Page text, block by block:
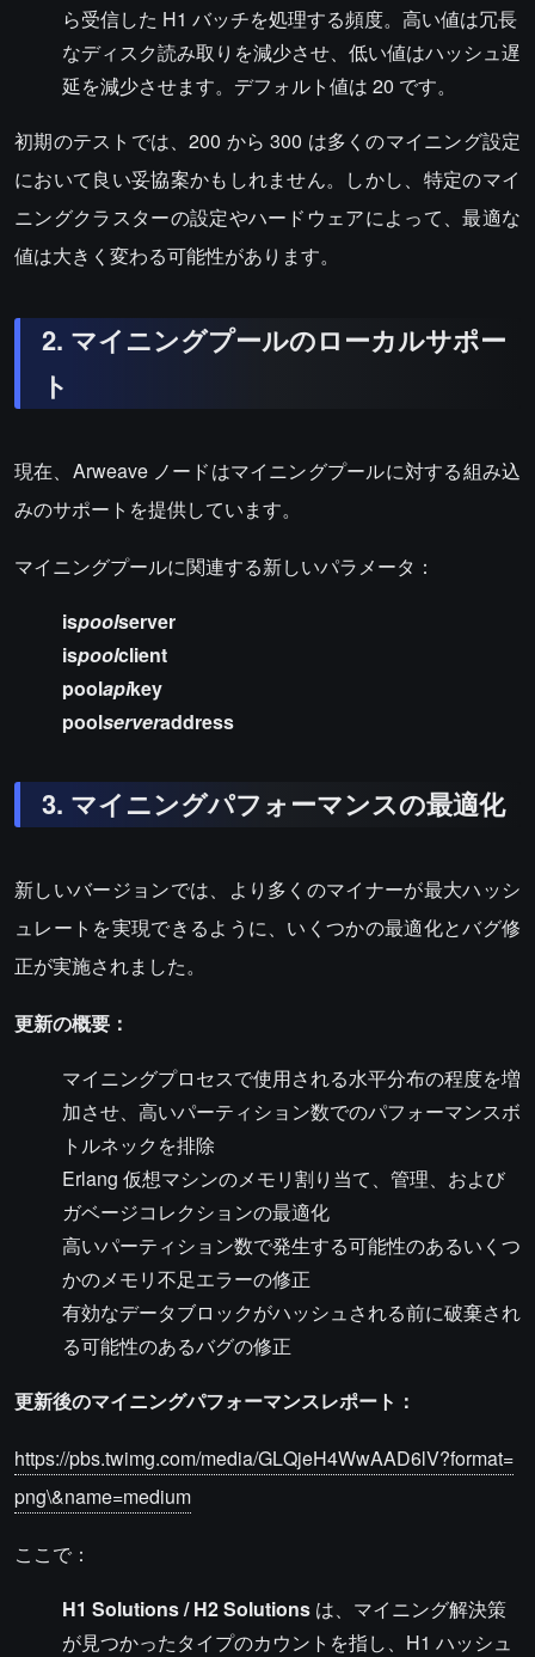
ら受信した H1 バッチを処理する頻度。高い値は冗長
なディスク読み取りを減少させ、低い値はハッシュ遅
延を減少させます。デフォルト値は 20 です。
初期のテストでは、200 から 300 は多くのマイニング設定
において良い妥協案かもしれません。しかし、特定のマイ
ニングクラスターの設定やハードウェアによって、最適な
値は大きく変わる可能性があります。
2. マイニングプールのローカルサポー
ト
現在、Arweave ノードはマイニングプールに対する組み込
みのサポートを提供しています。
マイニングプールに関連する新しいパラメータ：
ispoolserver
ispoolclient
poolapikey
poolserveraddress
3. マイニングパフォーマンスの最適化
新しいバージョンでは、より多くのマイナーが最大ハッシ
ュレートを実現できるように、いくつかの最適化とバグ修
正が実施されました。
更新の概要：
マイニングプロセスで使用される水平分布の程度を増
加させ、高いパーティション数でのパフォーマンスボ
トルネックを排除
Erlang 仮想マシンのメモリ割り当て、管理、および
ガベージコレクションの最適化
高いパーティション数で発生する可能性のあるいくつ
かのメモリ不足エラーの修正
有効なデータブロックがハッシュされる前に破棄され
る可能性のあるバグの修正
更新後のマイニングパフォーマンスレポート：
https://pbs.twimg.com/media/GLQjeH4WwAAD6lV?format=
png\&name=medium
ここで：
H1 Solutions / H2 Solutions は、マイニング解決策
が見つかったタイプのカウントを指し、H1 ハッシュ